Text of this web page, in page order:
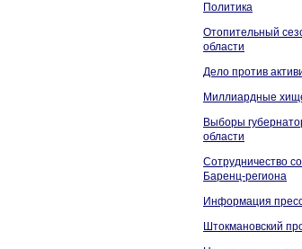
Политика
Отопительный
области
Дело против
Миллиардные
Выборы
области
Сотрудничество
Баренц-региона
Информация
Штокмановский